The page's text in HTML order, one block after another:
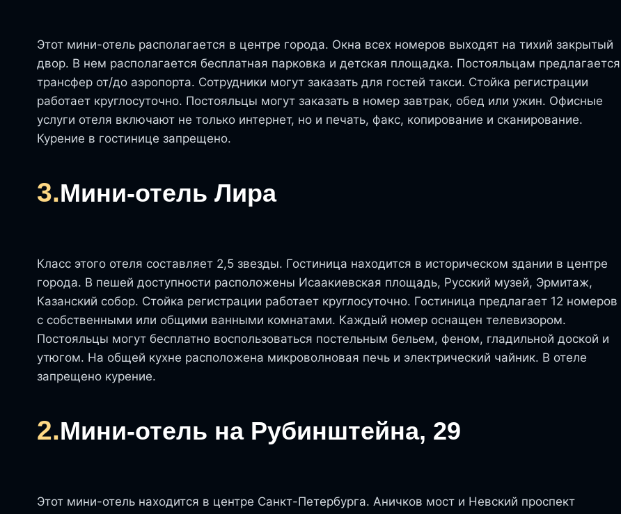
Этот мини-отель располагается в центре города. Окна всех номеров выходят на тихий закрытый
двор. В нем располагается бесплатная парковка и детская площадка. Постояльцам предлагается
трансфер от/до аэропорта. Сотрудники могут заказать для гостей такси. Стойка регистрации
работает круглосуточно. Постояльцы могут заказать в номер завтрак, обед или ужин. Офисные
услуги отеля включают не только интернет, но и печать, факс, копирование и сканирование.
Курение в гостинице запрещено.
3.Мини-отель Лира
Класс этого отеля составляет 2,5 звезды. Гостиница находится в историческом здании в центре
города. В пешей доступности расположены Исаакиевская площадь, Русский музей, Эрмитаж,
Казанский собор. Стойка регистрации работает круглосуточно. Гостиница предлагает 12 номеров
с собственными или общими ванными комнатами. Каждый номер оснащен телевизором.
Постояльцы могут бесплатно воспользоваться постельным бельем, феном, гладильной доской и
утюгом. На общей кухне расположена микроволновая печь и электрический чайник. В отеле
запрещено курение.
2.Мини-отель на Рубинштейна, 29
Этот мини-отель находится в центре Санкт-Петербурга. Аничков мост и Невский проспект